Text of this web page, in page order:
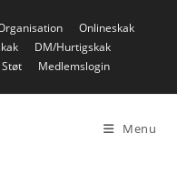
Onlineskak
DM/Hurtigskak
Støt Medlemslogin
Menu